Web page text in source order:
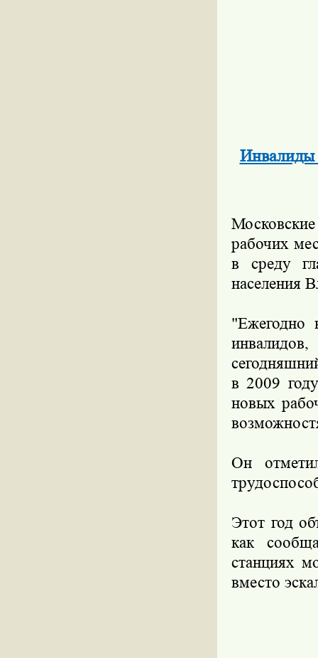
Инвалиды
рабочих
в среду
населения
"Ежегодно
в 2009
новых
Он
Этот год
как
станциях
вместо